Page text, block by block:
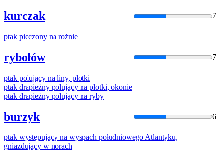
kurczak 7
ptak pieczony na rożnie
rybołów 7
ptak polujący na liny, płotki
ptak drapieżny polujący na płotki, okonie
ptak drapieżny polujący na ryby
burzyk 6
ptak występujący na wyspach południowego Atlantyku,
gniazdujący w norach